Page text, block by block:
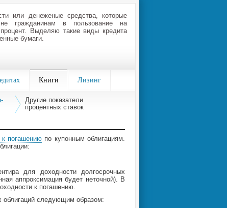
или денеженые средства, которые
гражданинам в пользование на
Выделяю такие виды кредита
бумаги.
Книги Лизинг
Другие показатели
процентных ставок
к погашению по купонным облигациям.
для доходности долгосрочных
аппроксимация будет неточной). В
к погашению.
облигаций следующим образом: